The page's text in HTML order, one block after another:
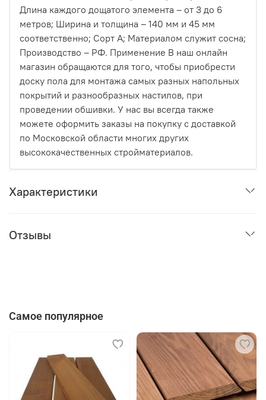
только чистый, современный дизайн.
Как это работает на практике?
Процесс максимально прост:
Вы выбираете доски из нашей линейки
термодревесины HARDRET.
Заказываете комплект «БлицПланк», подходящий
под вашу задачу (для фасада с шагом
направляющих 60 см или для террасы с шагом 50
см).
крепежом, последующие просто защелкиваются
Длина каждого дощатого элемента – от 3 до 6
метров; Ширина и толщина – 140 мм и 45 мм
соответственно; Сорт А; Материалом служит сосна;
Производство – РФ. Применение В наш онлайн
магазин обращаются для того, чтобы приобрести
доску пола для монтажа самых разных напольных
покрытий и разнообразных настилов, при
проведении обшивки. У нас вы всегда также
можете оформить заказы на покупку с доставкой
по Московской области многих других
высококачественных стройматериалов.
Характеристики
Отзывы
Самое популярное